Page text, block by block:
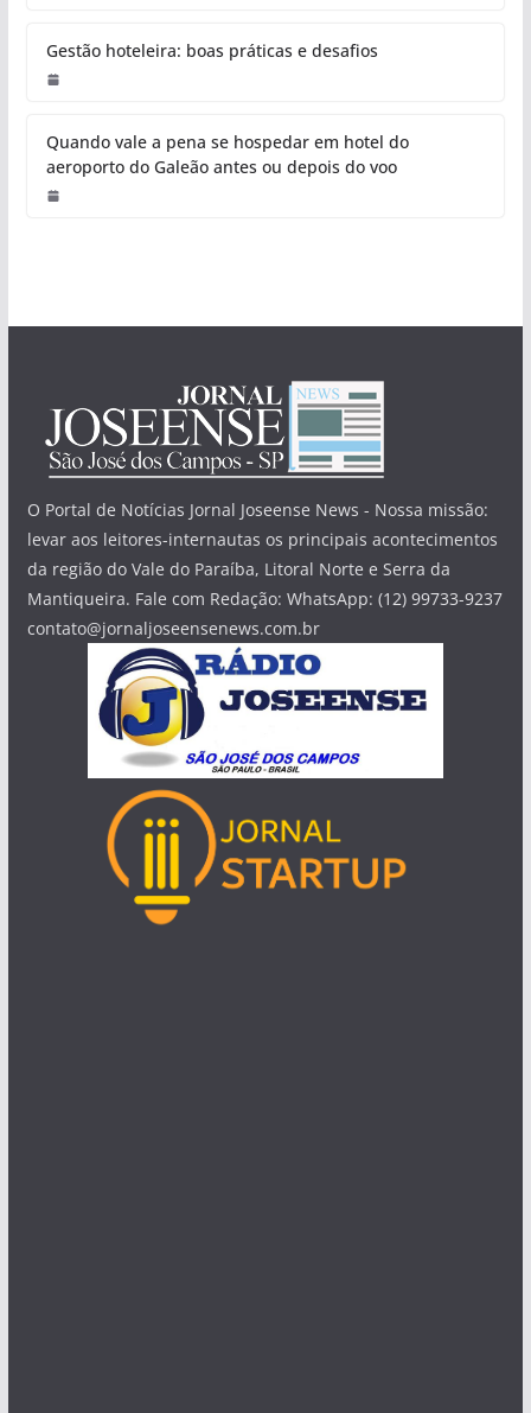
Gestão hoteleira: boas práticas e desafios
Quando vale a pena se hospedar em hotel do
aeroporto do Galeão antes ou depois do voo
O Portal de Notícias Jornal Joseense News - Nossa missão:
levar aos leitores-internautas os principais acontecimentos
da região do Vale do Paraíba, Litoral Norte e Serra da
Mantiqueira. Fale com Redação: WhatsApp: (12) 99733-9237
contato@jornaljoseensenews.com.br